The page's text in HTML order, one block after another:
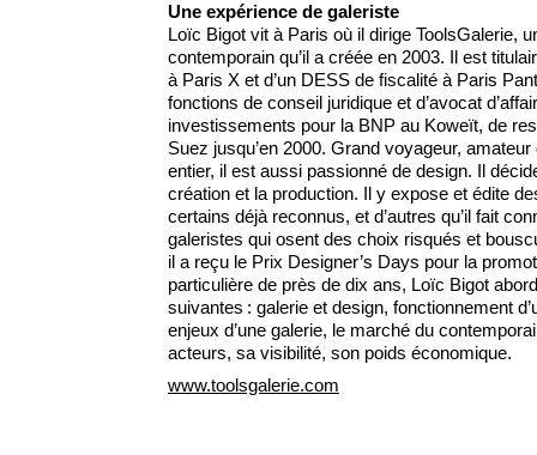
Une expérience de galeriste
Loïc Bigot vit à Paris où il dirige ToolsGalerie,
contemporain qu’il a créée en 2003. Il est
à Paris X et d’un DESS de fiscalité à Paris
fonctions de conseil juridique et d’avocat
investissements pour la BNP au Koweït, de
Suez jusqu’en 2000. Grand voyageur,
entier, il est aussi passionné de design. Il
création et la production. Il y expose et édite
certains déjà reconnus, et d’autres qu’il fait
galeristes qui osent des choix risqués et
il a reçu le Prix Designer’s Days pour la
particulière de près de dix ans, Loïc Bigot
suivantes : galerie et design, fonctionnement
enjeux d’une galerie, le marché du
acteurs, sa visibilité, son poids économique.
www.toolsgalerie.com